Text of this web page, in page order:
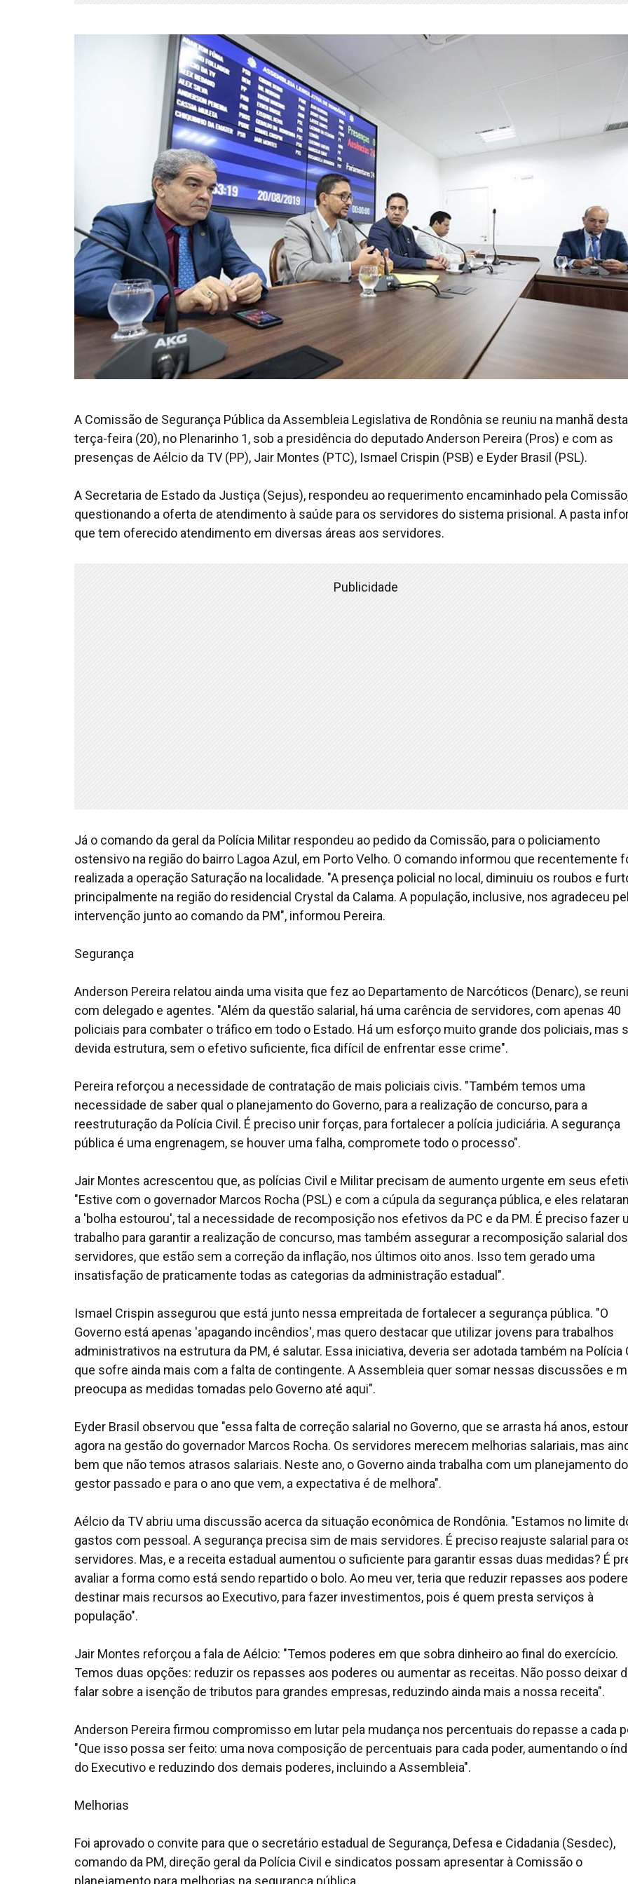
A Comissão de Segurança Pública da Assembleia Legislativa de Rondônia se reuniu na manhã desta
terça-feira (20), no Plenarinho 1, sob a presidência do deputado Anderson Pereira (Pros) e com as
presenças de Aélcio da TV (PP), Jair Montes (PTC), Ismael Crispin (PSB) e Eyder Brasil (PSL).
A Secretaria de Estado da Justiça (Sejus), respondeu ao requerimento encaminhado pela
questionando a oferta de atendimento à saúde para os servidores do sistema prisional. A pasta
que tem oferecido atendimento em diversas áreas aos servidores.
Publicidade
Já o comando da geral da Polícia Militar respondeu ao pedido da Comissão, para o policiamento
ostensivo na região do bairro Lagoa Azul, em Porto Velho. O comando informou que recentemente
realizada a operação Saturação na localidade. "A presença policial no local, diminuiu os roubos e
principalmente na região do residencial Crystal da Calama. A população, inclusive, nos agradeceu
intervenção junto ao comando da PM", informou Pereira.
Segurança
Anderson Pereira relatou ainda uma visita que fez ao Departamento de Narcóticos (Denarc), se
com delegado e agentes. "Além da questão salarial, há uma carência de servidores, com apenas 40
policiais para combater o tráfico em todo o Estado. Há um esforço muito grande dos policiais, mas
devida estrutura, sem o efetivo suficiente, fica difícil de enfrentar esse crime".
Pereira reforçou a necessidade de contratação de mais policiais civis. "Também temos uma
necessidade de saber qual o planejamento do Governo, para a realização de concurso, para a
reestruturação da Polícia Civil. É preciso unir forças, para fortalecer a polícia judiciária. A segurança
pública é uma engrenagem, se houver uma falha, compromete todo o processo".
Jair Montes acrescentou que, as polícias Civil e Militar precisam de aumento urgente em seus
"Estive com o governador Marcos Rocha (PSL) e com a cúpula da segurança pública, e eles
a 'bolha estourou', tal a necessidade de recomposição nos efetivos da PC e da PM. É preciso fazer
trabalho para garantir a realização de concurso, mas também assegurar a recomposição salarial dos
servidores, que estão sem a correção da inflação, nos últimos oito anos. Isso tem gerado uma
insatisfação de praticamente todas as categorias da administração estadual".
Ismael Crispin assegurou que está junto nessa empreitada de fortalecer a segurança pública. "O
Governo está apenas 'apagando incêndios', mas quero destacar que utilizar jovens para trabalhos
administrativos na estrutura da PM, é salutar. Essa iniciativa, deveria ser adotada também na Polícia
que sofre ainda mais com a falta de contingente. A Assembleia quer somar nessas discussões e
preocupa as medidas tomadas pelo Governo até aqui".
Eyder Brasil observou que "essa falta de correção salarial no Governo, que se arrasta há anos,
agora na gestão do governador Marcos Rocha. Os servidores merecem melhorias salariais, mas
bem que não temos atrasos salariais. Neste ano, o Governo ainda trabalha com um planejamento do
gestor passado e para o ano que vem, a expectativa é de melhora".
Aélcio da TV abriu uma discussão acerca da situação econômica de Rondônia. "Estamos no limite
gastos com pessoal. A segurança precisa sim de mais servidores. É preciso reajuste salarial para
servidores. Mas, e a receita estadual aumentou o suficiente para garantir essas duas medidas? É
avaliar a forma como está sendo repartido o bolo. Ao meu ver, teria que reduzir repasses aos
destinar mais recursos ao Executivo, para fazer investimentos, pois é quem presta serviços à
população".
Jair Montes reforçou a fala de Aélcio: "Temos poderes em que sobra dinheiro ao final do exercício.
Temos duas opções: reduzir os repasses aos poderes ou aumentar as receitas. Não posso deixar
falar sobre a isenção de tributos para grandes empresas, reduzindo ainda mais a nossa receita".
Anderson Pereira firmou compromisso em lutar pela mudança nos percentuais do repasse a cada
"Que isso possa ser feito: uma nova composição de percentuais para cada poder, aumentando o
do Executivo e reduzindo dos demais poderes, incluindo a Assembleia".
Melhorias
Foi aprovado o convite para que o secretário estadual de Segurança, Defesa e Cidadania (Sesdec),
comando da PM, direção geral da Polícia Civil e sindicatos possam apresentar à Comissão o
planejamento para melhorias na segurança pública.